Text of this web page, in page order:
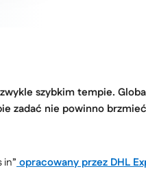
szybkim tempie.
zadać nie powinno
opracowany przez DHL